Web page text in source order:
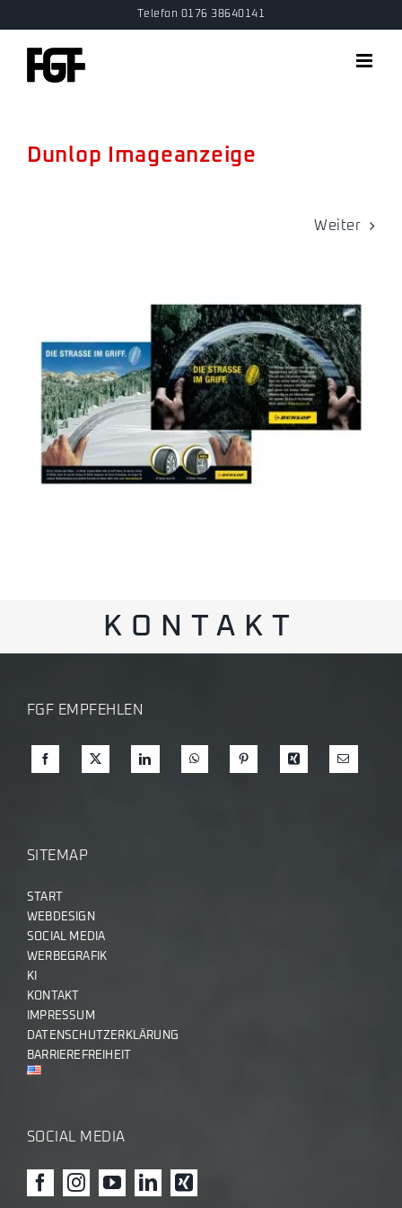
springen
Telefon 0176 38640141
Dunlop Imageanzeige
Weiter
Image
KONTAKT
FGF EMPFEHLEN
SITEMAP
START
WEBDESIGN
SOCIAL MEDIA
WERBEGRAFIK
KI
KONTAKT
IMPRESSUM
DATENSCHUTZERKLÄRUNG
BARRIEREFREIHEIT
SOCIAL MEDIA